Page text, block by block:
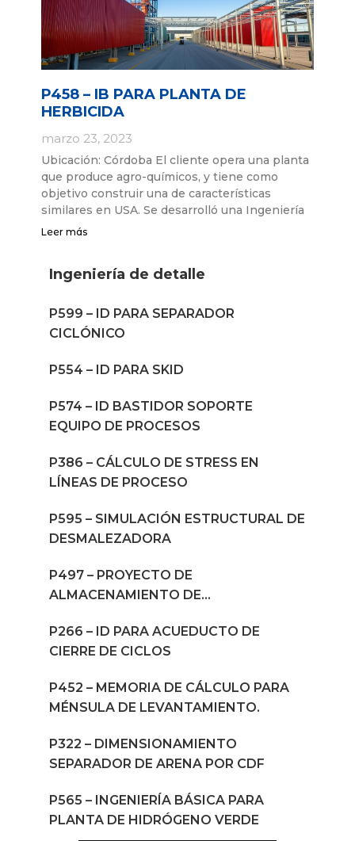
P458 – IB PARA PLANTA DE
HERBICIDA
marzo 23, 2023
Ubicación: Córdoba El cliente opera una planta
que produce agro-químicos, y tiene como
objetivo construir una de características
similares en USA. Se desarrolló una Ingeniería
Leer más
Ingeniería de detalle
P599 – ID PARA SEPARADOR
CICLÓNICO
P554 – ID PARA SKID
P574 – ID BASTIDOR SOPORTE
EQUIPO DE PROCESOS
P386 – CÁLCULO DE STRESS EN
LÍNEAS DE PROCESO
P595 – SIMULACIÓN ESTRUCTURAL DE
DESMALEZADORA
P497 – PROYECTO DE
ALMACENAMIENTO DE
P266 – ID PARA ACUEDUCTO DE
CIERRE DE CICLOS
P452 – MEMORIA DE CÁLCULO PARA
MÉNSULA DE LEVANTAMIENTO.
P322 – DIMENSIONAMIENTO
SEPARADOR DE ARENA POR CDF
P565 – INGENIERÍA BÁSICA PARA
PLANTA DE HIDRÓGENO VERDE